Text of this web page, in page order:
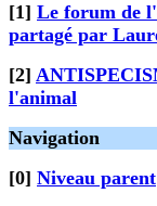
[1] Le forum de
partagé par
[2]
l'animal
Navigation
[0] Niveau parent